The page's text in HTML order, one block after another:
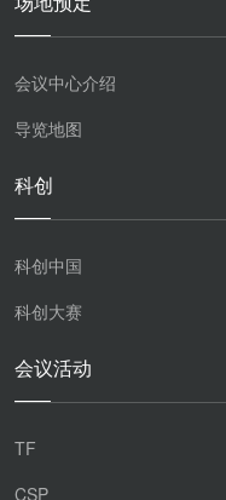
会议中心介绍
导览地图
科创
科创中国
科创大赛
会议活动
TF
CSP